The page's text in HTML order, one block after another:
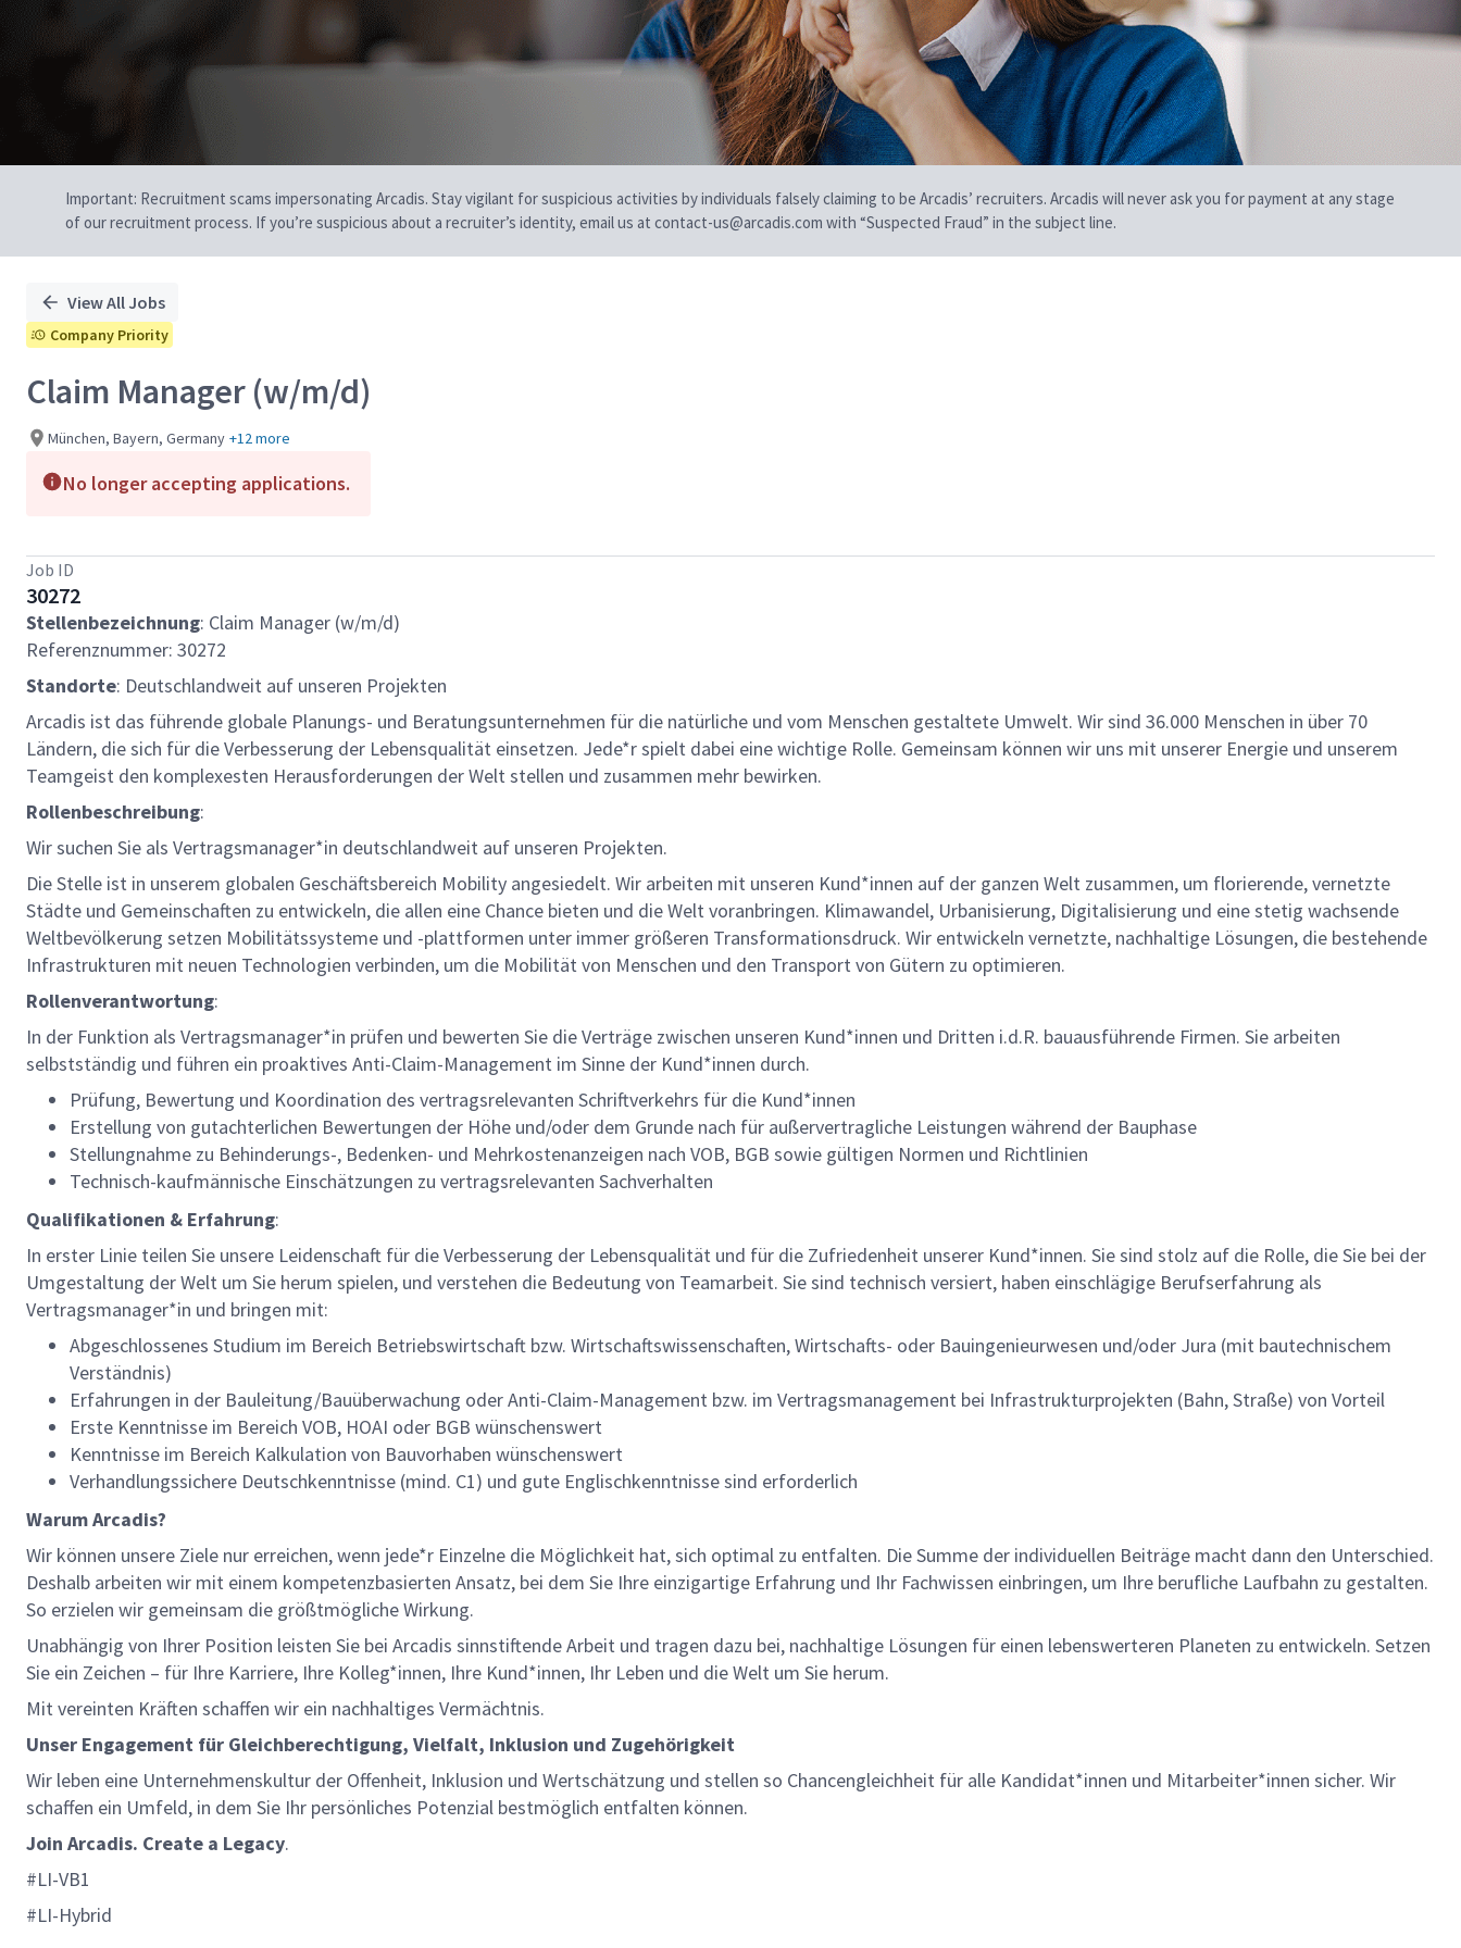
Important: Recruitment scams impersonating Arcadis. Stay vigilant for suspicious activities by individuals falsely claiming to be Arcadis’ recruiters. Arcadis will never ask you for payment at any stage
of our recruitment process. If you’re suspicious about a recruiter’s identity, email us at contact-us@arcadis.com with “Suspected Fraud” in the subject line.
View All Jobs
Company Priority
Claim Manager (w/m/d)
München, Bayern, Germany +12 more
No longer accepting applications.
Job ID
30272
Stellenbezeichnung: Claim Manager (w/m/d)
Referenznummer: 30272
Standorte: Deutschlandweit auf unseren Projekten
Arcadis ist das führende globale Planungs- und Beratungsunternehmen für die natürliche und vom Menschen gestaltete Umwelt. Wir sind 36.000 Menschen in über 70
Ländern, die sich für die Verbesserung der Lebensqualität einsetzen. Jede*r spielt dabei eine wichtige Rolle. Gemeinsam können wir uns mit unserer Energie und unserem
Teamgeist den komplexesten Herausforderungen der Welt stellen und zusammen mehr bewirken.
Rollenbeschreibung:
Wir suchen Sie als Vertragsmanager*in deutschlandweit auf unseren Projekten.
Die Stelle ist in unserem globalen Geschäftsbereich Mobility angesiedelt. Wir arbeiten mit unseren Kund*innen auf der ganzen Welt zusammen, um florierende, vernetzte
Städte und Gemeinschaften zu entwickeln, die allen eine Chance bieten und die Welt voranbringen. Klimawandel, Urbanisierung, Digitalisierung und eine stetig wachsende
Weltbevölkerung setzen Mobilitätssysteme und -plattformen unter immer größeren Transformationsdruck. Wir entwickeln vernetzte, nachhaltige Lösungen, die bestehende
Infrastrukturen mit neuen Technologien verbinden, um die Mobilität von Menschen und den Transport von Gütern zu optimieren.
Rollenverantwortung:
In der Funktion als Vertragsmanager*in prüfen und bewerten Sie die Verträge zwischen unseren Kund*innen und Dritten i.d.R. bauausführende Firmen. Sie arbeiten
selbstständig und führen ein proaktives Anti-Claim-Management im Sinne der Kund*innen durch.
Prüfung, Bewertung und Koordination des vertragsrelevanten Schriftverkehrs für die Kund*innen
Erstellung von gutachterlichen Bewertungen der Höhe und/oder dem Grunde nach für außervertragliche Leistungen während der Bauphase
Stellungnahme zu Behinderungs-, Bedenken- und Mehrkostenanzeigen nach VOB, BGB sowie gültigen Normen und Richtlinien
Technisch-kaufmännische Einschätzungen zu vertragsrelevanten Sachverhalten
Qualifikationen & Erfahrung:
In erster Linie teilen Sie unsere Leidenschaft für die Verbesserung der Lebensqualität und für die Zufriedenheit unserer Kund*innen. Sie sind stolz auf die Rolle, die Sie bei der
Umgestaltung der Welt um Sie herum spielen, und verstehen die Bedeutung von Teamarbeit. Sie sind technisch versiert, haben einschlägige Berufserfahrung als
Vertragsmanager*in und bringen mit:
Abgeschlossenes Studium im Bereich Betriebswirtschaft bzw. Wirtschaftswissenschaften, Wirtschafts- oder Bauingenieurwesen und/oder Jura (mit bautechnischem
Verständnis)
Erfahrungen in der Bauleitung/Bauüberwachung oder Anti-Claim-Management bzw. im Vertragsmanagement bei Infrastrukturprojekten (Bahn, Straße) von Vorteil
Erste Kenntnisse im Bereich VOB, HOAI oder BGB wünschenswert
Kenntnisse im Bereich Kalkulation von Bauvorhaben wünschenswert
Verhandlungssichere Deutschkenntnisse (mind. C1) und gute Englischkenntnisse sind erforderlich
Warum Arcadis?
Wir können unsere Ziele nur erreichen, wenn jede*r Einzelne die Möglichkeit hat, sich optimal zu entfalten. Die Summe der individuellen Beiträge macht dann den Unterschied.
Deshalb arbeiten wir mit einem kompetenzbasierten Ansatz, bei dem Sie Ihre einzigartige Erfahrung und Ihr Fachwissen einbringen, um Ihre berufliche Laufbahn zu gestalten.
So erzielen wir gemeinsam die größtmögliche Wirkung.
Unabhängig von Ihrer Position leisten Sie bei Arcadis sinnstiftende Arbeit und tragen dazu bei, nachhaltige Lösungen für einen lebenswerteren Planeten zu entwickeln. Setzen
Sie ein Zeichen – für Ihre Karriere, Ihre Kolleg*innen, Ihre Kund*innen, Ihr Leben und die Welt um Sie herum.
Mit vereinten Kräften schaffen wir ein nachhaltiges Vermächtnis.
Unser Engagement für Gleichberechtigung, Vielfalt, Inklusion und Zugehörigkeit
Wir leben eine Unternehmenskultur der Offenheit, Inklusion und Wertschätzung und stellen so Chancengleichheit für alle Kandidat*innen und Mitarbeiter*innen sicher. Wir
schaffen ein Umfeld, in dem Sie Ihr persönliches Potenzial bestmöglich entfalten können.
Join Arcadis. Create a Legacy.
#LI-VB1
#LI-Hybrid